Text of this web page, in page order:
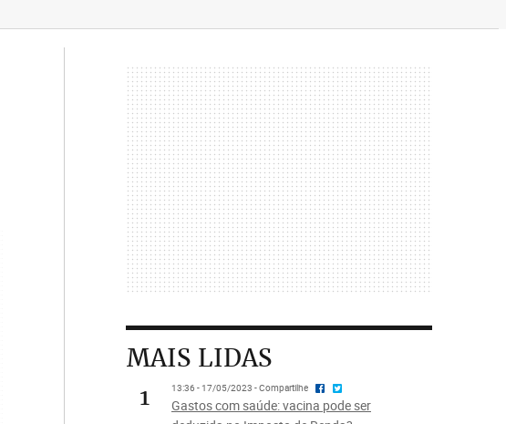
MAIS LIDAS
1
13:36 - 17/05/2023 - Compartilhe
Gastos com saúde: vacina pode ser